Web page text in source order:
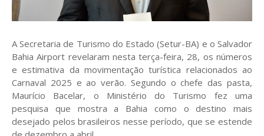
A Secretaria de Turismo do Estado (Setur-BA) e o Salvador
Bahia Airport revelaram nesta terça-feira, 28, os números
e estimativa da movimentação turística relacionados ao
Carnaval 2025 e ao verão. Segundo o chefe das pasta,
Maurício Bacelar, o Ministério do Turismo fez uma
pesquisa que mostra a Bahia como o destino mais
desejado pelos brasileiros nesse período, que se estende